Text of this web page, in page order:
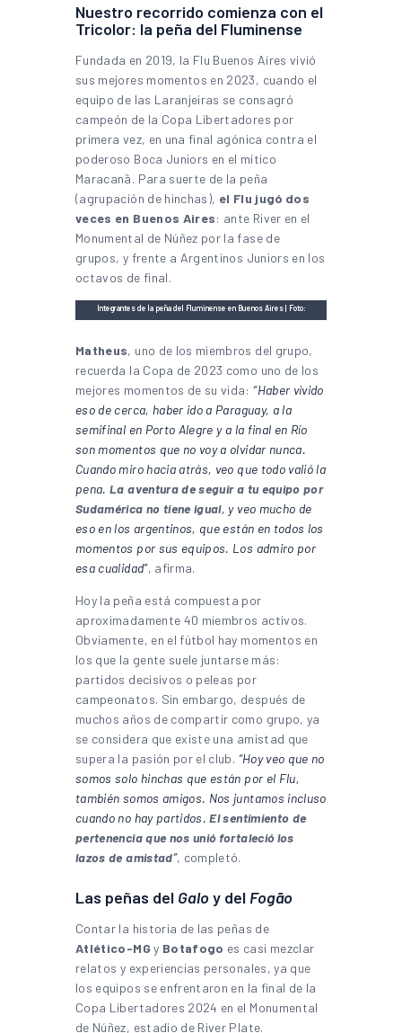
Nuestro recorrido comienza con el
Tricolor: la peña del Fluminense
Fundada en 2019, la Flu Buenos Aires vivió
sus mejores momentos en 2023, cuando el
equipo de las Laranjeiras se consagró
campeón de la Copa Libertadores por
primera vez, en una final agónica contra el
poderoso Boca Juniors en el mítico
Maracanã. Para suerte de la peña
(agrupación de hinchas), el Flu jugó dos
veces en Buenos Aires: ante River en el
Monumental de Núñez por la fase de
grupos, y frente a Argentinos Juniors en los
octavos de final.
Integrantes de la peña del Fluminense en Buenos Aires | Foto:
Matheus, uno de los miembros del grupo,
recuerda la Copa de 2023 como uno de los
mejores momentos de su vida:“Haber vivido
eso de cerca, haber ido a Paraguay, a la
semifinal en Porto Alegre y a la final en Río
son momentos que no voy a olvidar nunca.
Cuando miro hacia atrás, veo que todo valió la
pena.La aventura de seguir a tu equipo por
Sudamérica no tiene igual, y veo mucho de
eso en los argentinos, que están en todos los
momentos por sus equipos. Los admiro por
esa cualidad”, afirma.
Hoy la peña está compuesta por
aproximadamente 40 miembros activos.
Obviamente, en el fútbol hay momentos en
los que la gente suele juntarse más:
partidos decisivos o peleas por
campeonatos. Sin embargo, después de
muchos años de compartir como grupo, ya
se considera que existe una amistad que
supera la pasión por el club. “Hoy veo que no
somos solo hinchas que están por el Flu,
también somos amigos. Nos juntamos incluso
cuando no hay partidos.El sentimiento de
pertenencia que nos unió fortaleció los
lazos de amistad”, completó.
Las peñas del Galoy del Fogão
Contar la historia de las peñas de
Atlético-MG y Botafogo es casi mezclar
relatos y experiencias personales, ya que
los equipos se enfrentaron en la final de la
Copa Libertadores 2024 en el Monumental
de Núñez, estadio de River Plate.